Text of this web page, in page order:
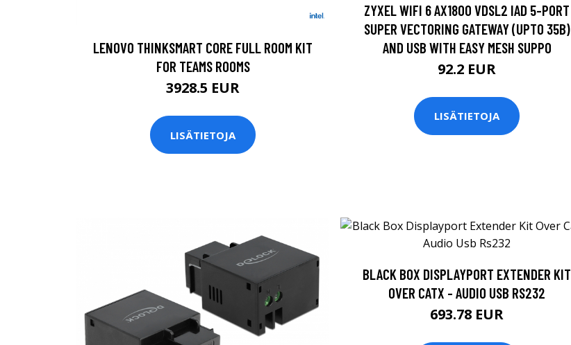
LENOVO THINKSMART CORE FULL ROOM KIT
FOR TEAMS ROOMS
3928.5 EUR
LISÄTIETOJA
ZYXEL WIFI 6 AX1800 VDSL2 IAD 5-PORT
SUPER VECTORING GATEWAY (UPTO 35B)
AND USB WITH EASY MESH SUPPO
92.2 EUR
LISÄTIETOJA
BLACK BOX DISPLAYPORT EXTENDER KIT
OVER CATX - AUDIO USB RS232
693.78 EUR